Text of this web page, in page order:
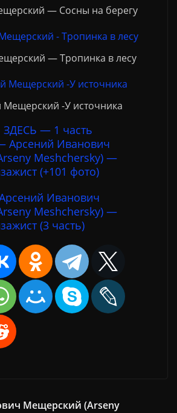
— Сосны на берегу
— Тропинка в лесу
Мещерский -У источника
— 1 часть
Арсений Иванович
Meshchersky) —
(+101 фото)
Иванович
Meshchersky) —
(3 часть)
Мещерский (Arseny